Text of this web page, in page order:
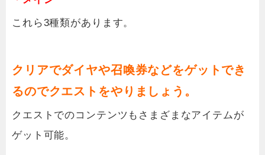
これら3種類があります。
クリアでダイヤや召喚券などをゲットでき
るのでクエストをやりましょう。
クエストでのコンテンツもさまざまなアイテムが
ゲット可能。